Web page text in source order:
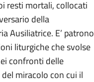
resti mortali, collocati
della
Ausiliatrice. E’ patrono
liturgiche che svolse
confronti delle
miracolo con cui il